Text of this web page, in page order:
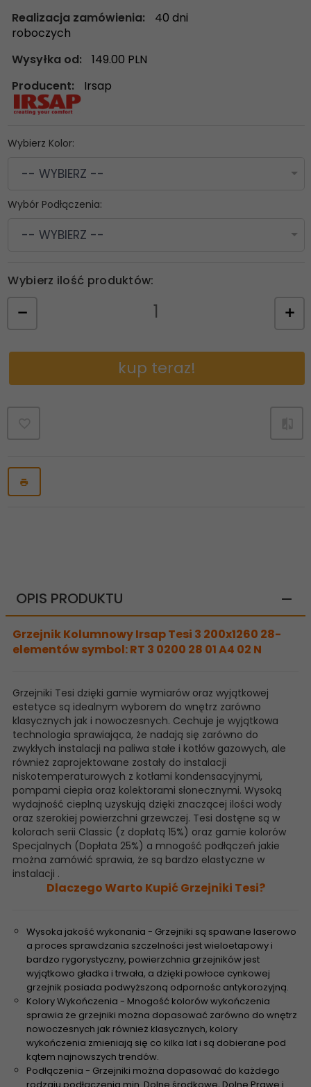
Realizacja zamówienia:
40 dni
roboczych
Wysyłka od:
149.00 PLN
Producent:
Irsap
Wybierz Kolor:
-- WYBIERZ --
Wybór Podłączenia:
-- WYBIERZ --
Wybierz ilość produktów:
kup teraz!
OPIS PRODUKTU
Grzejnik Kolumnowy Irsap Tesi 3 200x1260 28-
elementów symbol: RT 3 0200 28 01 A4 02 N
Grzejniki Tesi dzięki gamie wymiarów oraz wyjątkowej
estetyce są idealnym wyborem do wnętrz zarówno
klasycznych jak i nowoczesnych. Cechuje je wyjątkowa
technologia sprawiająca, że nadają się zarówno do
zwykłych instalacji na paliwa stałe i kotłów gazowych, ale
również zaprojektowane zostały do instalacji
niskotemperaturowych z kotłami kondensacyjnymi,
pompami ciepła oraz kolektorami słonecznymi. Wysoką
wydajność cieplną uzyskują dzięki znaczącej ilości wody
oraz szerokiej powierzchni grzewczej. Tesi dostęne są w
kolorach serii Classic (z dopłatą 15%) oraz gamie kolorów
Specjalnych (Dopłata 25%) a mnogość podłączeń jakie
można zamówić sprawia, że są bardzo elastyczne w
instalacji .
Dlaczego Warto Kupić Grzejniki Tesi?
Wysoka jakość wykonania - Grzejniki są spawane laserowo
a proces sprawdzania szczelności jest wieloetapowy i
bardzo rygorystyczny, powierzchnia grzejników jest
wyjątkowo gładka i trwała, a dzięki powłoce cynkowej
grzejnik posiada podwyższoną odpornośc antykorozyjną.
Kolory Wykończenia - Mnogość kolorów wykończenia
sprawia że grzejniki można dopasować zarówno do wnętrz
nowoczesnych jak również klasycznych, kolory
wykończenia zmieniają się co kilka lat i są dobierane pod
kątem najnowszych trendów.
Podłączenia - Grzejniki można dopasować do każdego